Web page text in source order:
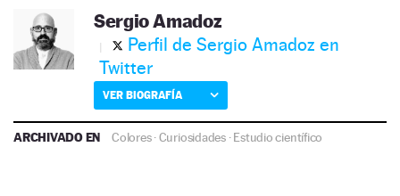
Sergio Amadoz
Perfil de Sergio Amadoz en
Twitter
VER BIOGRAFÍA
ARCHIVADO EN Colores·Curiosidades·Estudio científico